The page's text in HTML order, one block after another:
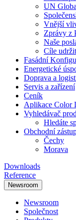
UN
Vnější
Zprávy z
Naše
Cíle
Fasádní
Energetické
Doprava a
Servis a zařízení
Ceník
Aplikace Color
Vyhledávač
Hledáte
Obchodní
Čechy
Morava
Downloads
Reference
Newsroom
Newsroom
Společnost